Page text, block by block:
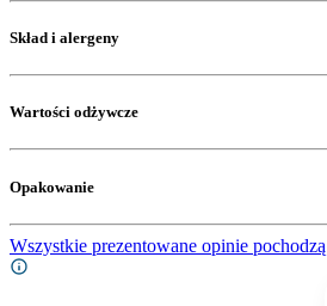
Skład i alergeny
Wartości odżywcze
Opakowanie
Wszystkie prezentowane opinie